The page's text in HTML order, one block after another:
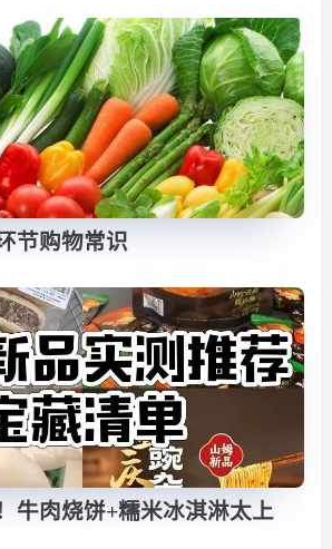
节购物常识
牛肉烧饼+糯米冰淇淋太上